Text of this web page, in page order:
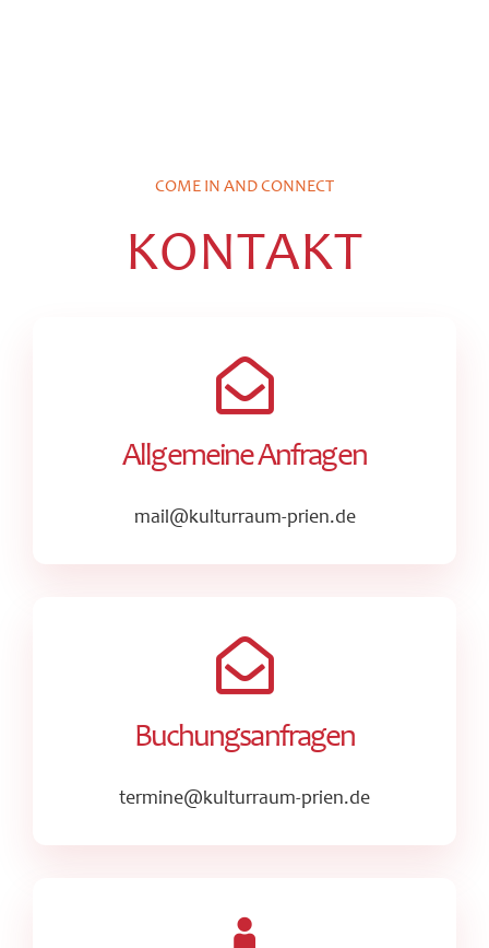
COME IN AND CONNECT
KONTAKT
Allgemeine Anfragen
mail@kulturraum-prien.de
Buchungsanfragen
termine@kulturraum-prien.de